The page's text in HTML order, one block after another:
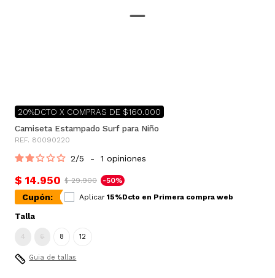
20%DCTO X COMPRAS DE $160.000
Camiseta Estampado Surf para Niño
REF. 80090220
2/5 - 1 opiniones
$ 14.950 $ 29.900 -50%
Cupón: Aplicar 15%Dcto en Primera compra web
Talla
4 6 8 12
Guia de tallas